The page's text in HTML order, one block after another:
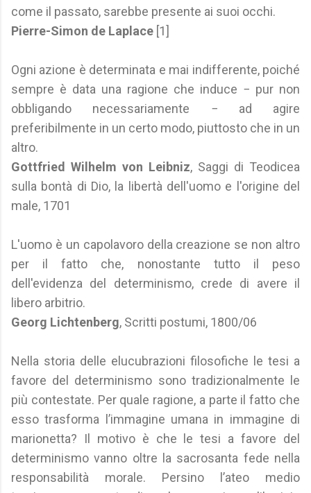
come il passato, sarebbe presente ai suoi occhi.
Pierre-Simon de Laplace [1]
Ogni azione è determinata e mai indifferente, poiché
sempre è data una ragione che induce − pur non
obbligando necessariamente − ad agire
preferibilmente in un certo modo, piuttosto che in un
altro.
Gottfried Wilhelm von Leibniz, Saggi di Teodicea
sulla bontà di Dio, la libertà dell'uomo e l'origine del
male, 1701
L'uomo è un capolavoro della creazione se non altro
per il fatto che, nonostante tutto il peso
dell'evidenza del determinismo, crede di avere il
libero arbitrio.
Georg Lichtenberg, Scritti postumi, 1800/06
Nella storia delle elucubrazioni filosofiche le tesi a
favore del determinismo sono tradizionalmente le
più contestate. Per quale ragione, a parte il fatto che
esso trasforma l’immagine umana in immagine di
marionetta? Il motivo è che le tesi a favore del
determinismo vanno oltre la sacrosanta fede nella
responsabilità morale. Persino l’ateo medio